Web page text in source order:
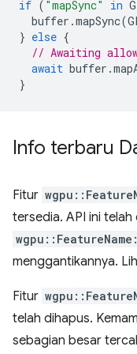
if ( "mapSync" in
buffer .mapSync(
} else {
// Awaiting
await buffer .
}
Info terbaru
Fitur
tersedia. API ini
menggantikannya.
Fitur
telah dihapus.
sebagian besar